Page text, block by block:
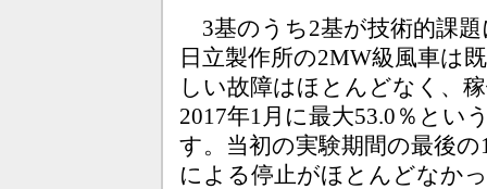
3基のうち2基が技術的課
日立製作所の2MW級風車は
しい故障はほとんどなく、
2017年1月に最大53.0％とい
す。当初の実験期間の最後
による停止がほとんどなか